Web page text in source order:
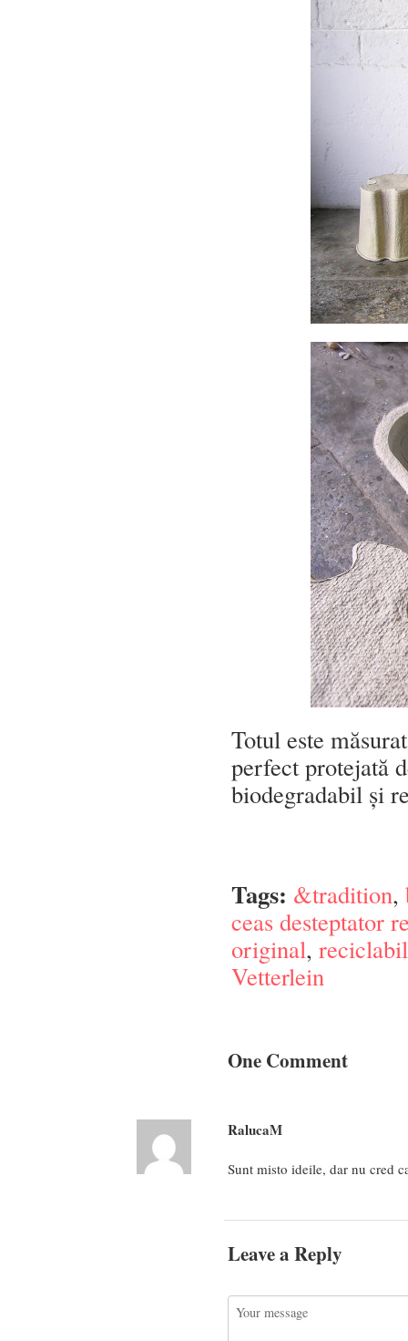
Totul este
perfect protejată
biodegradabil și
Tags: &tradition,
ceas desteptator
original, reciclabil
Vetterlein
One Comment
RalucaM
Sunt misto ideile, dar nu cred
Leave a Reply